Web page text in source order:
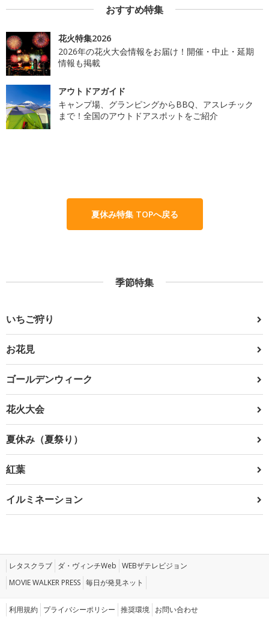
おすすめ特集
花火特集2026
2026年の花火大会情報をお届け！開催・中止・延期
情報も掲載
アウトドアガイド
キャンプ場、グランピングからBBQ、アスレチック
まで！全国のアウトドアスポットをご紹介
夏休み特集 TOPへ戻る
季節特集
いちご狩り
お花見
ゴールデンウィーク
花火大会
夏休み（夏祭り）
紅葉
イルミネーション
レタスクラブ ダ・ヴィンチWeb WEBザテレビジョン
MOVIE WALKER PRESS 毎日が発見ネット
利用規約 プライバシーポリシー 推奨環境 お問い合わせ